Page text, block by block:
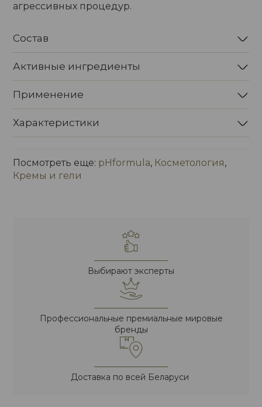
агрессивных процедур.
Состав
Активные ингредиенты
Применение
Характеристики
Посмотреть еще: pHformula, Косметология,
Кремы и гели
Выбирают эксперты
Профессиональные премиальные мировые
бренды
Доставка по всей Беларуси